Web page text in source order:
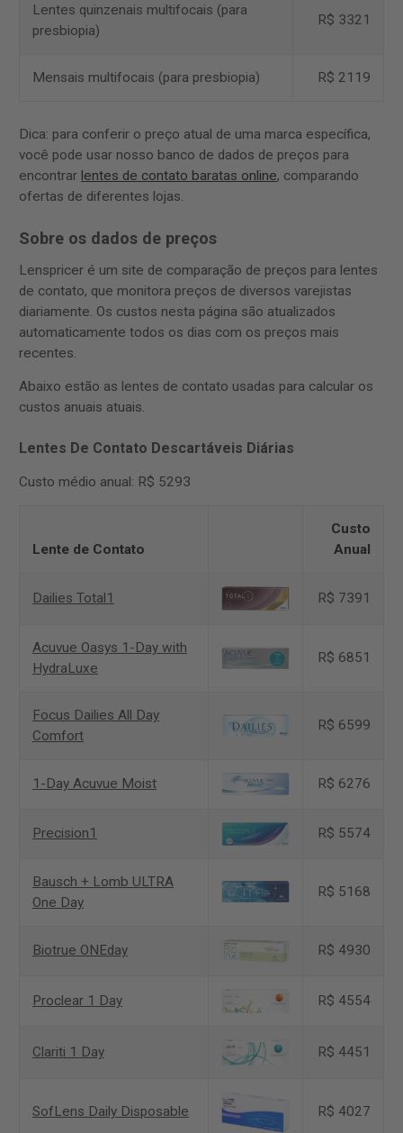
Lentes quinzenais multifocais (para
presbiopia)
R$ 3321
Mensais multifocais (para presbiopia) R$ 2119
Dica: para conferir o preço atual de uma marca específica,
você pode usar nosso banco de dados de preços para
encontrar lentes de contato baratas online, comparando
ofertas de diferentes lojas.
Sobre os dados de preços
Lenspricer é um site de comparação de preços para lentes
de contato, que monitora preços de diversos varejistas
diariamente. Os custos nesta página são atualizados
automaticamente todos os dias com os preços mais
recentes.
Abaixo estão as lentes de contato usadas para calcular os
custos anuais atuais.
Lentes De Contato Descartáveis Diárias
Custo médio anual: R$ 5293
Lente de Contato
Custo
Anual
Dailies Total1 R$ 7391
Acuvue Oasys 1-Day with
HydraLuxe
R$ 6851
Focus Dailies All Day
Comfort
R$ 6599
1-Day Acuvue Moist R$ 6276
Precision1 R$ 5574
Bausch + Lomb ULTRA
One Day
R$ 5168
Biotrue ONEday R$ 4930
Proclear 1 Day R$ 4554
Clariti 1 Day R$ 4451
SofLens Daily Disposable R$ 4027